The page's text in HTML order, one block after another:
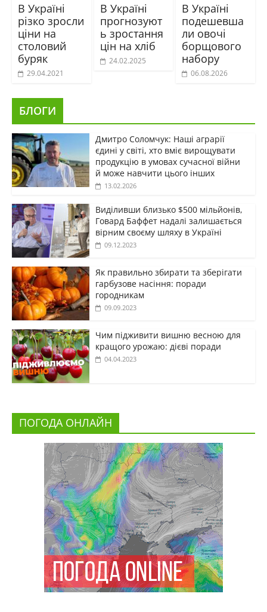
В Україні
різко зросли
ціни на
столовий
буряк
29.04.2021
В Україні
прогнозуют
ь зростання
цін на хліб
24.02.2025
В Україні
подешевша
ли овочі
борщового
набору
06.08.2026
БЛОГИ
Дмитро Соломчук: Наші аграрії
єдині у світі, хто вміє вирощувати
продукцію в умовах сучасної війни
й може навчити цього інших
13.02.2026
Виділивши близько $500 мільйонів,
Говард Баффет надалі залишається
вірним своєму шляху в Україні
09.12.2023
Як правильно збирати та зберігати
гарбузове насіння: поради
городникам
09.09.2023
Чим підживити вишню весною для
кращого урожаю: дієві поради
04.04.2023
ПОГОДА ОНЛАЙН